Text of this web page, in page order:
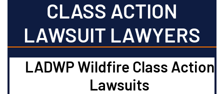
CLASS ACTION
LAWSUIT LAWYERS
LADWP Wildfire Class Action
Lawsuits